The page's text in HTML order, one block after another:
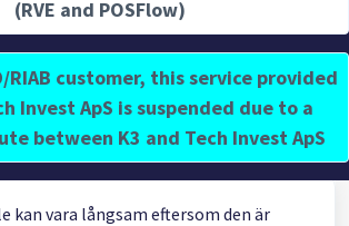
(RVE and POSFlow)
RIAB customer, this service provided
Invest ApS is suspended due to a
between K3 and Tech Invest ApS
min POS / kassa långsam?
14 apr., 2025 vid 11:49 F.M.
kan vara långsam eftersom den är